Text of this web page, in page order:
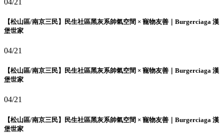
【松山區/南京三民】民生社區黑灰系帥氣空間 × 寵物友善｜Burgerciaga 漢
堡世家
04/21
【松山區/南京三民】民生社區黑灰系帥氣空間 × 寵物友善｜Burgerciaga 漢
堡世家
04/21
【松山區/南京三民】民生社區黑灰系帥氣空間 × 寵物友善｜Burgerciaga 漢
堡世家